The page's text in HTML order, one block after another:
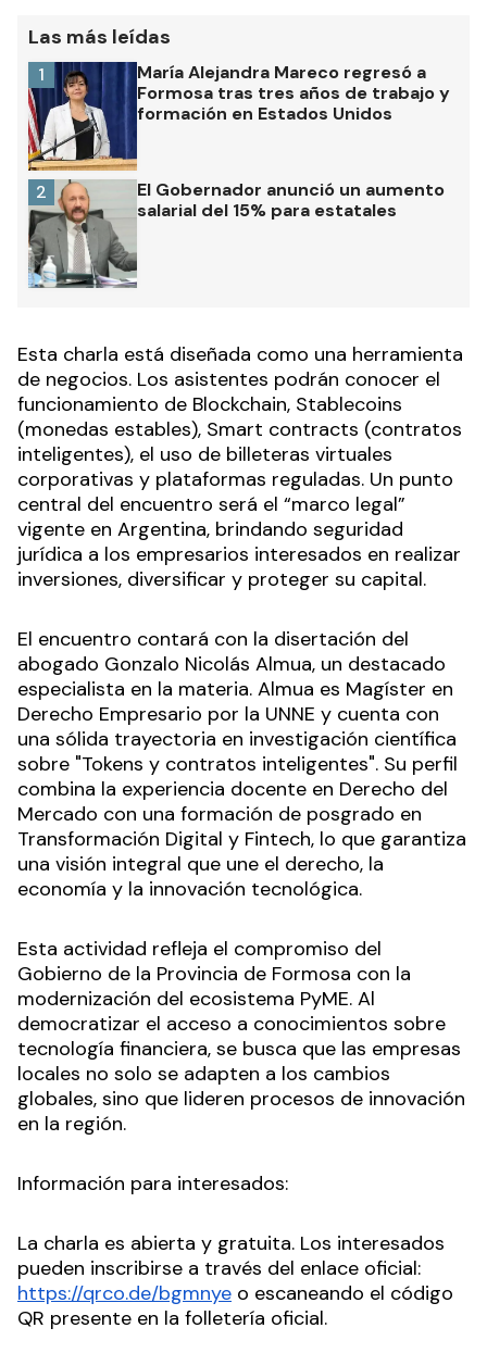
Las más leídas
María Alejandra Mareco regresó a
Formosa tras tres años de trabajo y
formación en Estados Unidos
1
El Gobernador anunció un aumento
salarial del 15% para estatales
2
Esta charla está diseñada como una herramienta
de negocios. Los asistentes podrán conocer el
funcionamiento de Blockchain, Stablecoins
(monedas estables), Smart contracts (contratos
inteligentes), el uso de billeteras virtuales
corporativas y plataformas reguladas. Un punto
central del encuentro será el “marco legal”
vigente en Argentina, brindando seguridad
jurídica a los empresarios interesados en realizar
inversiones, diversificar y proteger su capital.
El encuentro contará con la disertación del
abogado Gonzalo Nicolás Almua, un destacado
especialista en la materia. Almua es Magíster en
Derecho Empresario por la UNNE y cuenta con
una sólida trayectoria en investigación científica
sobre "Tokens y contratos inteligentes". Su perfil
combina la experiencia docente en Derecho del
Mercado con una formación de posgrado en
Transformación Digital y Fintech, lo que garantiza
una visión integral que une el derecho, la
economía y la innovación tecnológica.
Esta actividad refleja el compromiso del
Gobierno de la Provincia de Formosa con la
modernización del ecosistema PyME. Al
democratizar el acceso a conocimientos sobre
tecnología financiera, se busca que las empresas
locales no solo se adapten a los cambios
globales, sino que lideren procesos de innovación
en la región.
Información para interesados:
La charla es abierta y gratuita. Los interesados
pueden inscribirse a través del enlace oficial:
https://qrco.de/bgmnye o escaneando el código
QR presente en la folletería oficial.